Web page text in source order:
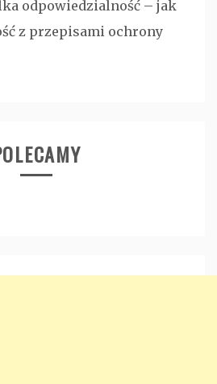
odpowiedzialność – jak
z przepisami ochrony